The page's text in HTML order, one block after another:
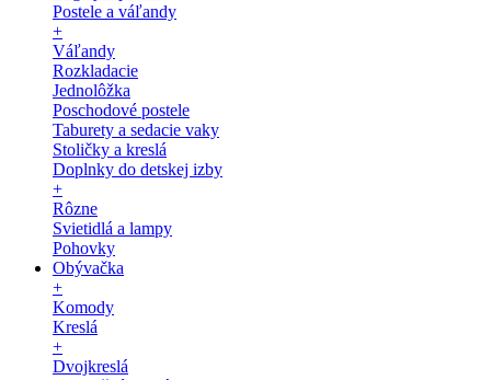
Postele a váľandy
+
Váľandy
Rozkladacie
Jednolôžka
Poschodové postele
Taburety a sedacie vaky
Stoličky a kreslá
Doplnky do detskej izby
+
Rôzne
Svietidlá a lampy
Pohovky
Obývačka
+
Komody
Kreslá
+
Dvojkreslá